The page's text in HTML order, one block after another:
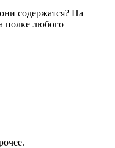
содержатся? На
полке любого